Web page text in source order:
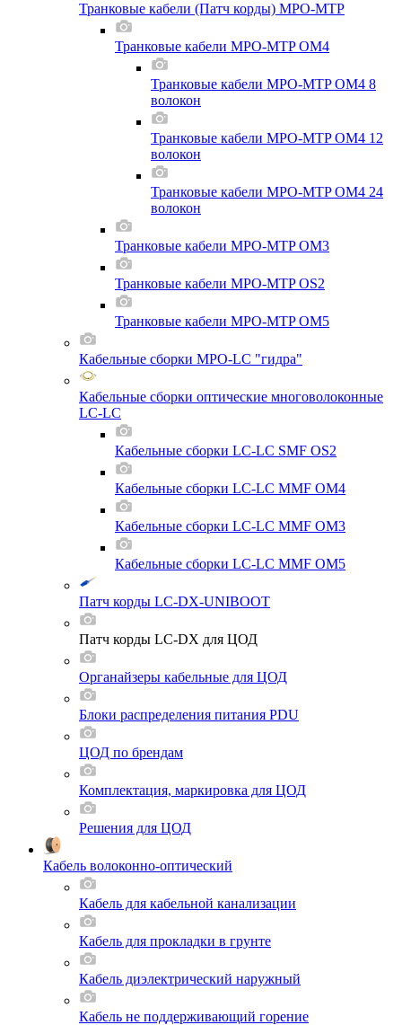
Транковые кабели (Патч корды) MPO-MTP
Транковые кабели MPO-MTP OM4
Транковые кабели MPO-MTP OM4 8
волокон
Транковые кабели MPO-MTP OM4 12
волокон
Транковые кабели MPO-MTP OM4 24
волокон
Транковые кабели MPO-MTP OM3
Транковые кабели MPO-MTP OS2
Транковые кабели MPO-MTP OM5
Кабельные сборки MPO-LC "гидра"
Кабельные сборки оптические многоволоконные
LC-LC
Кабельные сборки LC-LC SMF OS2
Кабельные сборки LC-LC MMF OM4
Кабельные сборки LC-LC MMF OM3
Кабельные сборки LC-LC MMF OM5
Патч корды LC-DX-UNIBOOT
Патч корды LC-DX для ЦОД
Органайзеры кабельные для ЦОД
Блоки распределения питания PDU
ЦОД по брендам
Комплектация, маркировка для ЦОД
Решения для ЦОД
Кабель волоконно-оптический
Кабель для кабельной канализации
Кабель для прокладки в грунте
Кабель диэлектрический наружный
Кабель не поддерживающий горение